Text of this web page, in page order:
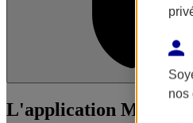
L'application Mon
nos